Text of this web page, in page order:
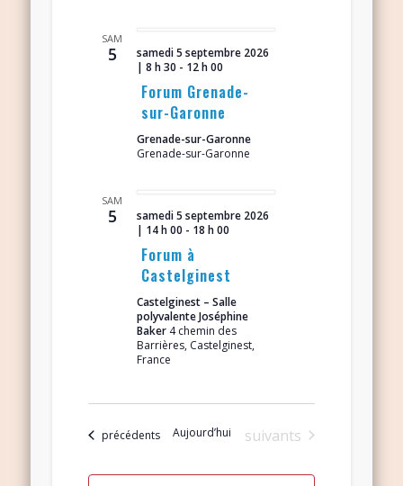
SAM
5
samedi 5 septembre 2026
| 8 h 30 - 12 h 00
Forum Grenade-
sur-Garonne
Grenade-sur-Garonne
Grenade-sur-Garonne
SAM
5
samedi 5 septembre 2026
| 14 h 00 - 18 h 00
Forum à
Castelginest
Castelginest – Salle
polyvalente Joséphine
Baker 4 chemin des
Barrières, Castelginest,
France
Évènements
précédents Aujourd’hui Évènements
suivants